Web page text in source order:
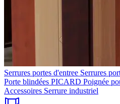
Serrures portes d'entree Serrures
Porte blindées PICARD Poignée
Accessoires Serrure industriel